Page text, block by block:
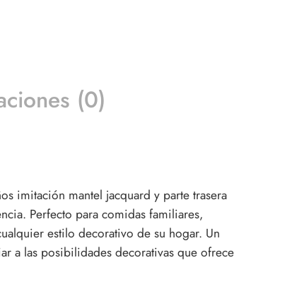
(0)
imitación mantel jacquard y parte trasera
Perfecto para comidas familiares,
estilo decorativo de su hogar. Un
a las posibilidades decorativas que ofrece